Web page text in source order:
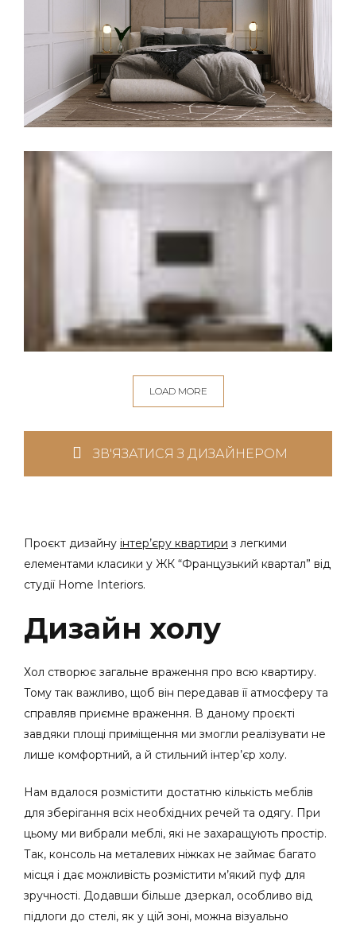
LOAD MORE
ЗВ'ЯЗАТИСЯ З ДИЗАЙНЕРОМ
Проєкт дизайну інтер’єру квартири з легкими
елементами класики у ЖК “Французький квартал” від
студії Home Interiors.
Дизайн холу
Хол створює загальне враження про всю квартиру.
Тому так важливо, щоб він передавав її атмосферу та
справляв приємне враження. В даному проєкті
завдяки площі приміщення ми змогли реалізувати не
лише комфортний, а й стильний інтер’єр холу.
Нам вдалося розмістити достатню кількість меблів
для зберігання всіх необхідних речей та одягу. При
цьому ми вибрали меблі, які не захаращують простір.
Так, консоль на металевих ніжках не займає багато
місця і дає можливість розмістити м’який пуф для
зручності. Додавши більше дзеркал, особливо від
підлоги до стелі, як у цій зоні, можна візуально